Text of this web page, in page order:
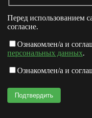
Перед использованием
согласие.
Ознакомлен/а и
персональных данных.
Ознакомлен/а и